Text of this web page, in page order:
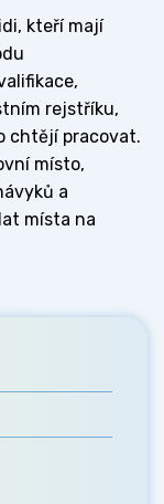
kteří mají
rejstříku,
chtějí pracovat.
místo,
a
místa na